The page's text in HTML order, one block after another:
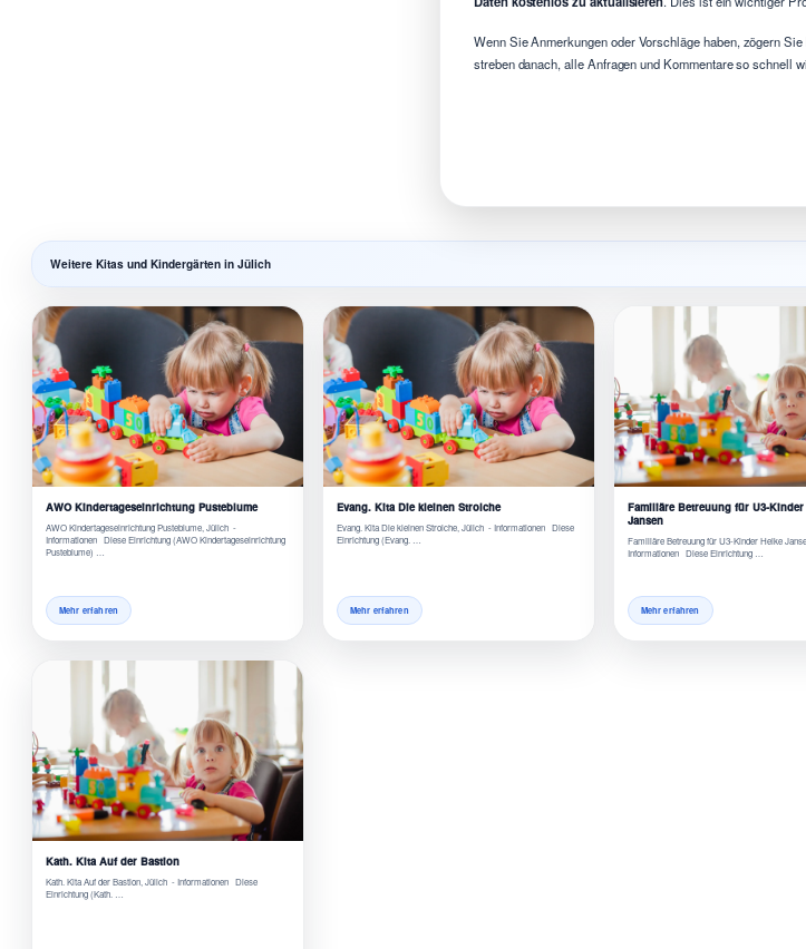
Wenn Sie Anmerkungen oder Vorschläge haben, zögern
streben danach, alle Anfragen und Kommentare so schnell
Weitere Kitas und Kindergärten in Jülich
AWO Kindertageseinrichtung Pusteblume
AWO Kindertageseinrichtung Pusteblume, Jülich -
Informationen Diese Einrichtung (AWO Kindertageseinrichtung
Pusteblume) …
Mehr erfahren
Evang. Kita Die kleinen Strolche
Evang. Kita Die kleinen Strolche, Jülich - Informationen Diese
Einrichtung (Evang. …
Mehr erfahren
Familiäre Betreuung für U3-Kinder
Jansen
Familiäre Betreuung für U3-Kinder Heike
Informationen Diese Einrichtung …
Mehr erfahren
Kath. Kita Auf der Bastion
Kath. Kita Auf der Bastion, Jülich - Informationen Diese
Einrichtung (Kath. …